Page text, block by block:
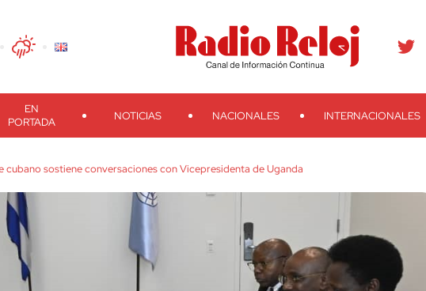
Facebook
Threads
Instagram TelegramTeveo Ivoox RSS Search
EN
PORTADA
NOTICIAS NACIONALES INTERNACIONALES
cubano sostiene conversaciones con Vicepresidenta de Uganda